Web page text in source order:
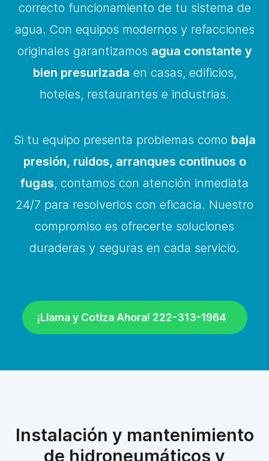
correcto funcionamiento de tu sistema de
agua. Con equipos modernos y refacciones
originales garantizamos agua constante y
bien presurizada en casas, edificios,
hoteles, restaurantes e industrias.
Si tu equipo presenta problemas como baja
presión, ruidos, arranques continuos o
fugas, contamos con atención inmediata
24/7 para resolverlos con eficacia. Nuestro
compromiso es ofrecerte soluciones
duraderas y seguras en cada servicio.
¡Llama y Cotiza Ahora! 222-313-1964
Instalación y mantenimiento
de hidroneumáticos y